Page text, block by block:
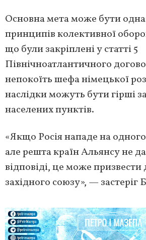
Основна мета може бути
принципів колективної
що були закріплені у статті 5
Північноатлантичного
непокоїть шефа німецької
наслідки можуть бути гірші
населених пунктів.
«Якщо Росія нападе на
але решта країн Альянсу не
відповіді, це може
західного союзу», — застеріг